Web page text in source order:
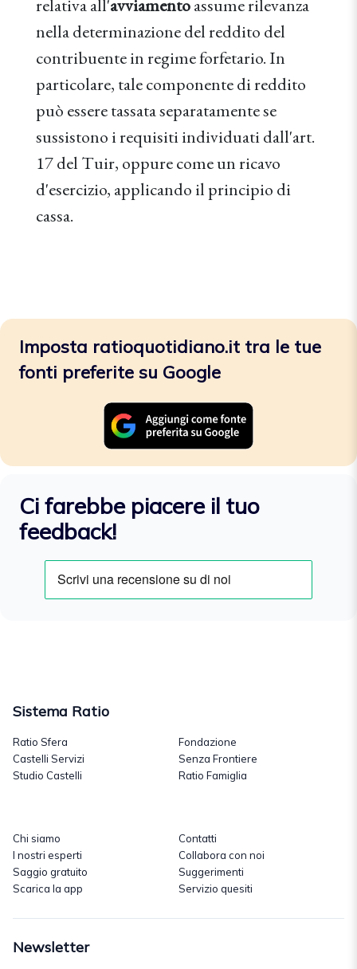
relativa all'avviamentoassume rilevanza
nella determinazione del reddito del
contribuente in regime forfetario. In
particolare, tale componente di reddito
può essere tassata separatamente se
sussistono i requisiti individuati dall'art.
17 del Tuir, oppure come un ricavo
d'esercizio, applicando il principio di
cassa.
Imposta ratioquotidiano.it tra le tue
fonti preferite su Google
Ci farebbe piacere il tuo
feedback!
Sistema Ratio
Ratio Sfera
Castelli Servizi
Studio Castelli
Fondazione
Senza Frontiere
Ratio Famiglia
Chi siamo
I nostri esperti
Saggio gratuito
Scarica la app
Contatti
Collabora con noi
Suggerimenti
Servizio quesiti
Newsletter